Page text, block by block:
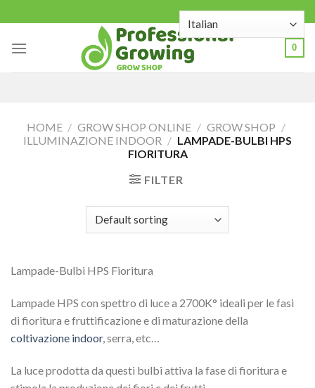
to
content
0
HOME / GROW SHOP ONLINE / GROW SHOP /
ILLUMINAZIONE INDOOR / LAMPADE-BULBI HPS
FIORITURA
FILTER
Lampade-Bulbi HPS Fioritura
Lampade HPS con spettro di luce a 2700K° ideali per le fasi
di fioritura e fruttificazione e di maturazione della
coltivazione indoor, serra, etc…
La luce prodotta da questi bulbi attiva la fase di fioritura e